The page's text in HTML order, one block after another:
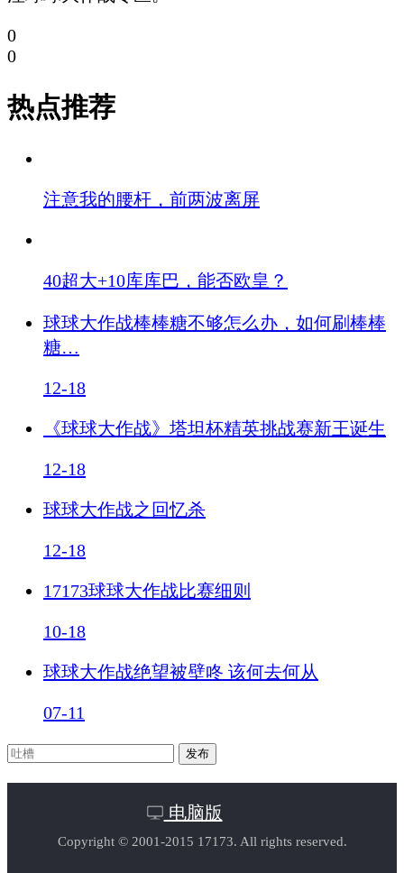
0
0
热点推荐
注意我的腰杆，前两波离屏
40超大+10库库巴，能否欧皇？
球球大作战棒棒糖不够怎么办，如何刷棒棒
糖…
12-18
《球球大作战》塔坦杯精英挑战赛新王诞生
12-18
球球大作战之回忆杀
12-18
17173球球大作战比赛细则
10-18
球球大作战绝望被壁咚 该何去何从
07-11
电脑版
Copyright © 2001-2015 17173. All rights reserved.